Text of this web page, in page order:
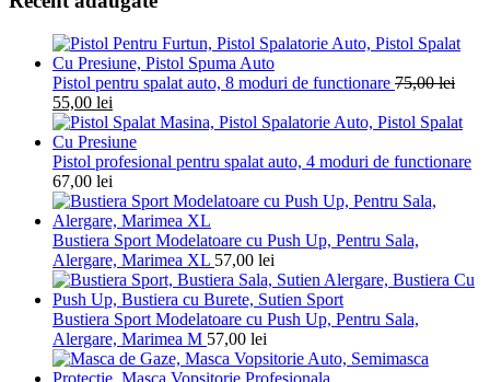
Pistol pentru spalat auto, 8 moduri de functionare 75,00lei
55,00 lei
Pistol profesional pentru spalat auto, 4 moduri de functionare
67,00 lei
Bustiera Sport Modelatoare cu Push Up, Pentru Sala,
Alergare, Marimea XL 57,00 lei
Bustiera Sport Modelatoare cu Push Up, Pentru Sala,
Alergare, Marimea M 57,00 lei